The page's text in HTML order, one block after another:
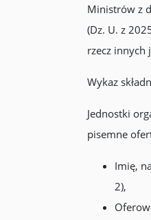
Ministrów z
(Dz. U. z
rzecz innych
Wykaz
Jednostki
pisemne
Imię,
2),